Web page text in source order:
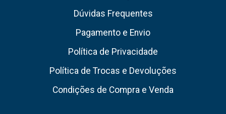
Dúvidas Frequentes
Pagamento e Envio
Política de Privacidade
Política de Trocas e Devoluções
Condições de Compra e Venda